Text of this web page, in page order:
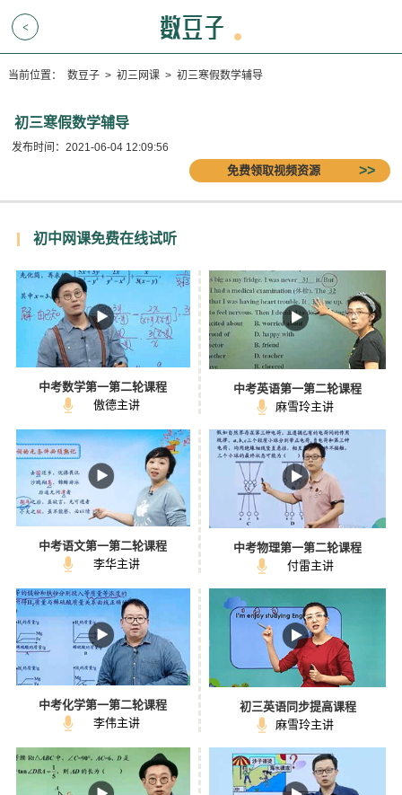
<
当前位置： 数豆子 > 初三网课 > 初三寒假数学辅导
初三寒假数学辅导
发布时间：2021-06-04 12:09:56
免费领取视频资源
初中网课免费在线试听
中考数学第一第二轮课程
傲德主讲
中考英语第一第二轮课程
麻雪玲主讲
中考语文第一第二轮课程
李华主讲
中考物理第一第二轮课程
付雷主讲
中考化学第一第二轮课程
李伟主讲
初三英语同步提高课程
麻雪玲主讲